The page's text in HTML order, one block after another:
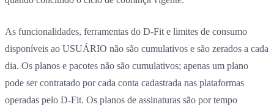
As funcionalidades, ferramentas do D-Fit e limites de consumo
disponíveis ao USUÁRIO não são cumulativos e são zerados a cada
dia. Os planos e pacotes não são cumulativos; apenas um plano
pode ser contratado por cada conta cadastrada nas plataformas
operadas pelo D-Fit. Os planos de assinaturas são por tempo